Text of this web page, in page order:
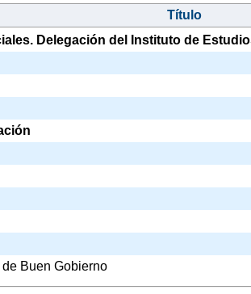
Título
Delegación del Instituto de
de Buen Gobierno